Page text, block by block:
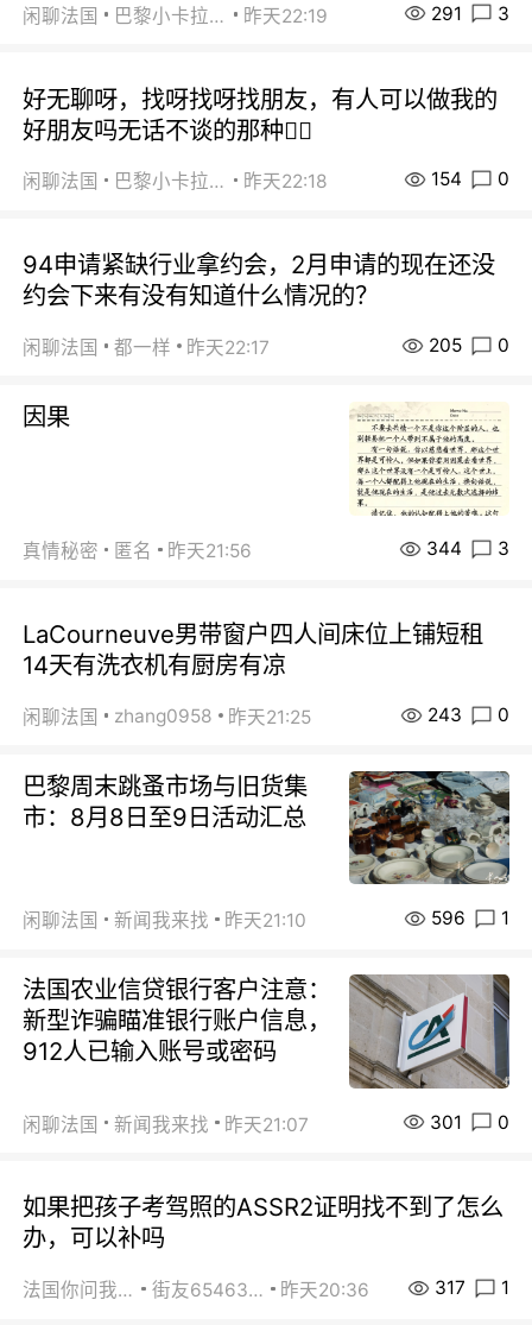
闲聊法国 巴黎小卡拉咪 昨天22:19 291 3
好无聊呀，找呀找呀找朋友，有人可以做我的
好朋友吗无话不谈的那种😮‍💨
闲聊法国 巴黎小卡拉咪 昨天22:18 154 0
94申请紧缺行业拿约会，2月申请的现在还没
约会下来有没有知道什么情况的？
闲聊法国 都一样 昨天22:17 205 0
因果
真情秘密 匿名 昨天21:56 344 3
LaCourneuve男带窗户四人间床位上铺短租
14天有洗衣机有厨房有凉
闲聊法国 zhang0958 昨天21:25 243 0
巴黎周末跳蚤市场与旧货集
市：8月8日至9日活动汇总
闲聊法国 新闻我来找 昨天21:10 596 1
法国农业信贷银行客户注意：
新型诈骗瞄准银行账户信息，
912人已输入账号或密码
闲聊法国 新闻我来找 昨天21:07 301 0
如果把孩子考驾照的ASSR2证明找不到了怎么
办，可以补吗
法国你问我答 街友65463281 昨天20:36 317 1